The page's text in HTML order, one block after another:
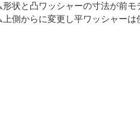
状と凸ワッシャーの寸法が前モ
側からに変更し平ワッシャーは